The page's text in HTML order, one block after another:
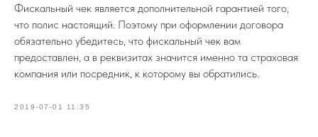
Фискальный чек является дополнительной гарантией того,
что полис настоящий. Поэтому при оформлении договора
обязательно убедитесь, что фискальный чек вам
предоставлен, а в реквизитах значится именно та страховая
компания или посредник, к которому вы обратились.
2019-07-01 11:35